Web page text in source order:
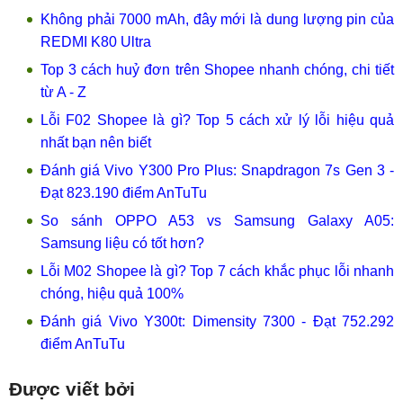
Không phải 7000 mAh, đây mới là dung lượng pin của
REDMI K80 Ultra
Top 3 cách huỷ đơn trên Shopee nhanh chóng, chi tiết
từ A - Z
Lỗi F02 Shopee là gì? Top 5 cách xử lý lỗi hiệu quả
nhất bạn nên biết
Đánh giá Vivo Y300 Pro Plus: Snapdragon 7s Gen 3 -
Đạt 823.190 điểm AnTuTu
So sánh OPPO A53 vs Samsung Galaxy A05:
Samsung liệu có tốt hơn?
Lỗi M02 Shopee là gì? Top 7 cách khắc phục lỗi nhanh
chóng, hiệu quả 100%
Đánh giá Vivo Y300t: Dimensity 7300 - Đạt 752.292
điểm AnTuTu
Được viết bởi